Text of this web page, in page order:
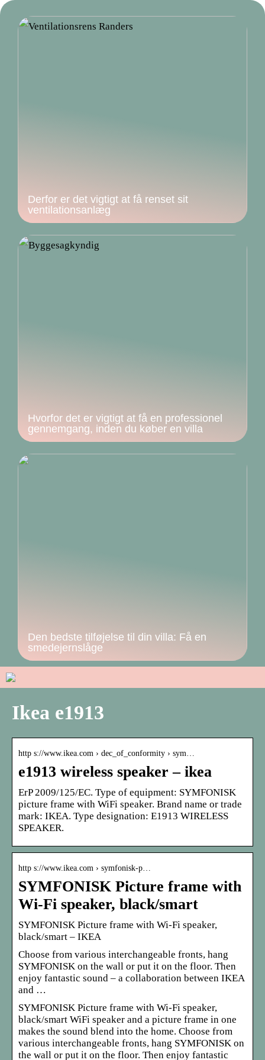
Derfor er det vigtigt at få renset sit
ventilationsanlæg
Hvorfor det er vigtigt at få en professionel
gennemgang, inden du køber en villa
Den bedste tilføjelse til din villa: Få en
smedejernslåge
Ikea e1913
http s://www.ikea.com › dec_of_conformity › sym…
e1913 wireless speaker – ikea
ErP 2009/125/EC. Type of equipment: SYMFONISK
picture frame with WiFi speaker. Brand name or trade
mark: IKEA. Type designation: E1913 WIRELESS
SPEAKER.
http s://www.ikea.com › symfonisk-p…
SYMFONISK Picture frame with
Wi-Fi speaker, black/smart
SYMFONISK Picture frame with Wi-Fi speaker,
black/smart – IKEA
Choose from various interchangeable fronts, hang
SYMFONISK on the wall or put it on the floor. Then
enjoy fantastic sound – a collaboration between IKEA
and …
SYMFONISK Picture frame with Wi-Fi speaker,
black/smart WiFi speaker and a picture frame in one
makes the sound blend into the home. Choose from
various interchangeable fronts, hang SYMFONISK on
the wall or put it on the floor. Then enjoy fantastic